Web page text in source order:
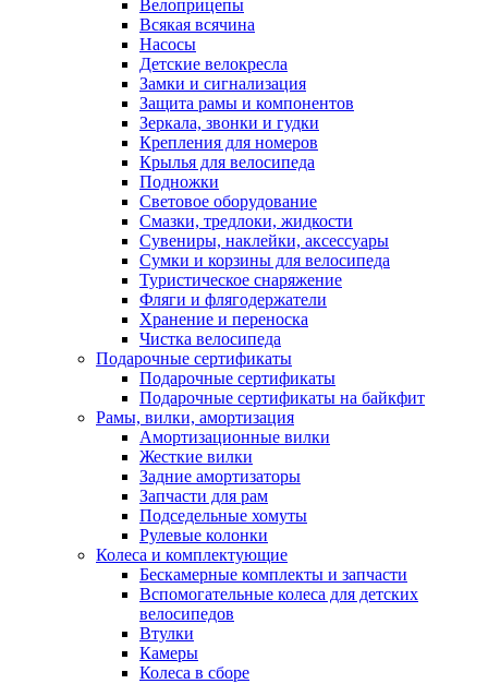
Велоприцепы
Всякая всячина
Насосы
Детские велокресла
Замки и сигнализация
Защита рамы и компонентов
Зеркала, звонки и гудки
Крепления для номеров
Крылья для велосипеда
Подножки
Световое оборудование
Смазки, тредлоки, жидкости
Сувениры, наклейки, аксессуары
Сумки и корзины для велосипеда
Туристическое снаряжение
Фляги и флягодержатели
Хранение и переноска
Чистка велосипеда
Подарочные сертификаты
Подарочные сертификаты
Подарочные сертификаты на байкфит
Рамы, вилки, амортизация
Амортизационные вилки
Жесткие вилки
Задние амортизаторы
Запчасти для рам
Подседельные хомуты
Рулевые колонки
Колеса и комплектующие
Бескамерные комплекты и запчасти
Вспомогательные колеса для детских
велосипедов
Втулки
Камеры
Колеса в сборе